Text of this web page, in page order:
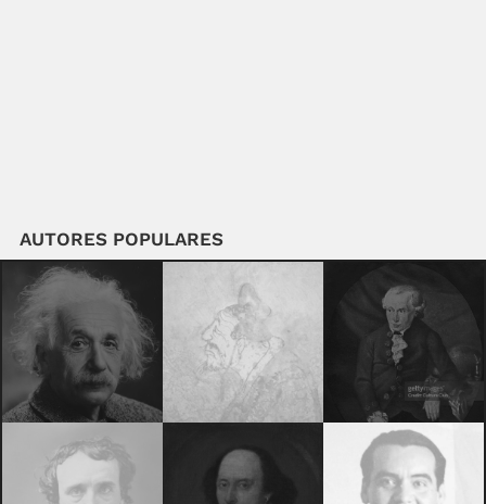
AUTORES POPULARES